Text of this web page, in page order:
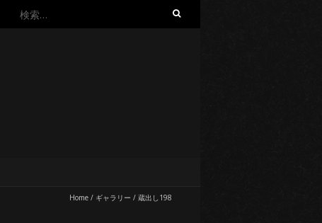
検
Home / ギャラリー / 蔵出し198